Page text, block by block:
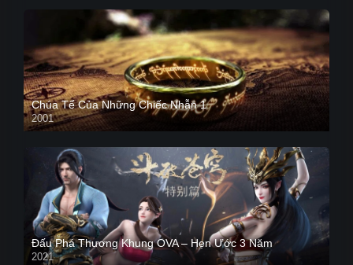
Chúa Tể Của Những Chiếc Nhẫn 1
2001
Đấu Phá Thương Khung OVA – Hẹn Ước 3 Năm
2021